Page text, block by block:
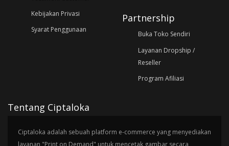
Kebijakan Privasi
Syarat Penggunaan
Partnership
Buka Toko Sendiri
Layanan Dropship /
Reseller
Program Afiliasi
Tentang Ciptaloka
Ciptaloka adalah sebuah platform e-commerce yang menyediakan